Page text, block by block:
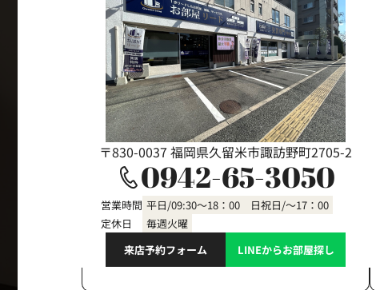
〒830-0037 福岡県久留米市諏訪野町2705-2
0942-65-3050
営業時間 平日/09:30～18：00 日祝日/～17：00
定休日
毎週火曜
来店予約フォーム
LINEからお部屋探し